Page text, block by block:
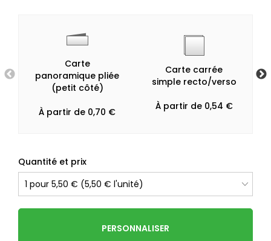
Carte
panoramique pliée
(petit côté)
À partir de 0,70 €
Carte carrée
simple recto/verso
À partir de 0,54 €
Quantité et prix
PERSONNALISER